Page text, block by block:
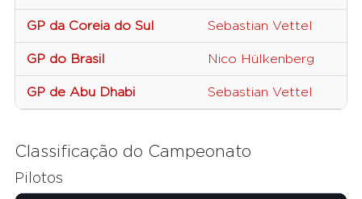
GP da Coreia do Sul Sebastian Vettel
GP do Brasil Nico Hülkenberg
GP de Abu Dhabi Sebastian Vettel
Classificação do Campeonato
Pilotos